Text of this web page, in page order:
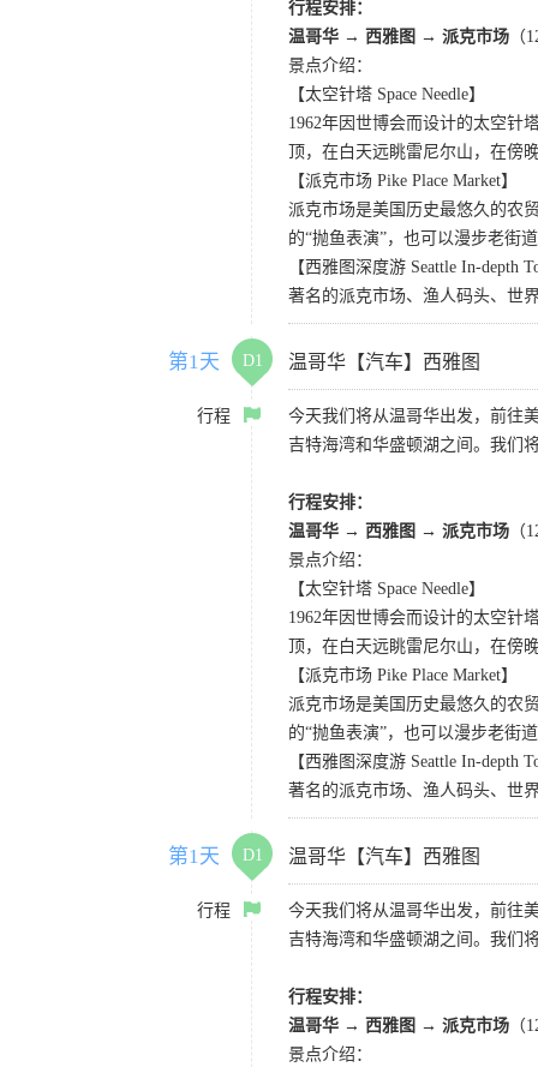
行程安排：
温哥华 → 西雅图 → 派克市场 （
景点介绍：
【太空针塔 Space Needle】
1962年因世博会而设计的太空针
顶，在白天远眺雷尼尔山，在傍
【派克市场 Pike Place Market】
派克市场是美国历史最悠久的农
的“抛鱼表演”，也可以漫步老街
【西雅图深度游 Seattle In-depth
著名的派克市场、渔人码头、世
第1天 D1 温哥华【汽车】西雅图
行程
今天我们将从温哥华出发，前往
吉特海湾和华盛顿湖之间。我们
行程安排：
温哥华 → 西雅图 → 派克市场 （
景点介绍：
【太空针塔 Space Needle】
1962年因世博会而设计的太空针
顶，在白天远眺雷尼尔山，在傍
【派克市场 Pike Place Market】
派克市场是美国历史最悠久的农
的“抛鱼表演”，也可以漫步老街
【西雅图深度游 Seattle In-depth
著名的派克市场、渔人码头、世
第1天 D1 温哥华【汽车】西雅图
行程
今天我们将从温哥华出发，前往
吉特海湾和华盛顿湖之间。我们
行程安排：
温哥华 → 西雅图 → 派克市场 （
景点介绍：